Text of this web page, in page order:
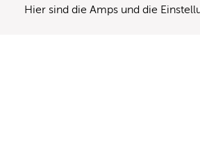
Hier sind die Amps und die